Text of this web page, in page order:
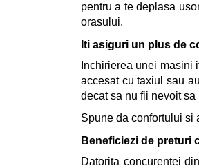
pentru a te deplasa
orasului.
Iti asiguri un plus de
Inchirierea unei masini
accesat cu taxiul sau
decat sa nu fii nevoit
Spune da confortului si
Beneficiezi de preturi
Datorita concurentei